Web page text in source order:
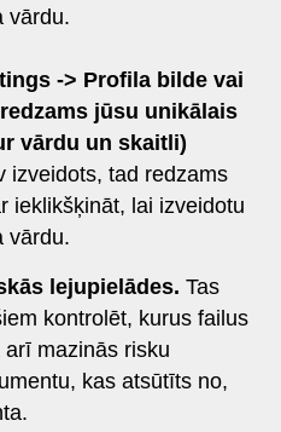
vārdu.
-> Profila bilde vai
jūsu unikālais
vārdu un skaitli)
izveidots, tad redzams
ieklikšķināt, lai izveidotu
vārdu.
lejupielādes. Tas
kontrolēt, kurus failus
arī mazinās risku
kas atsūtīts no,